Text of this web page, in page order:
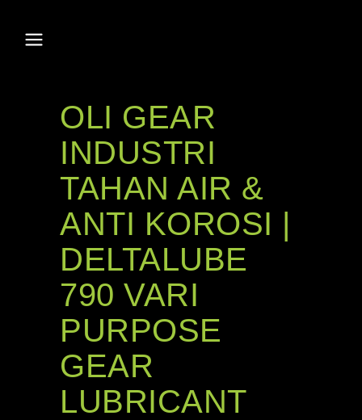
OLI GEAR
INDUSTRI
TAHAN AIR &
ANTI KOROSI |
DELTALUBE
790 VARI
PURPOSE
GEAR
LUBRICANT